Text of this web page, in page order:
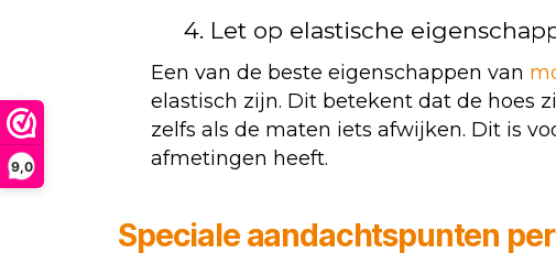
9,0
4. Let op elastische
Een van de beste eigenschappen van
elastisch zijn. Dit betekent dat de hoes
zelfs als de maten iets afwijken. Dit is
afmetingen heeft.
Speciale aandachtspunten